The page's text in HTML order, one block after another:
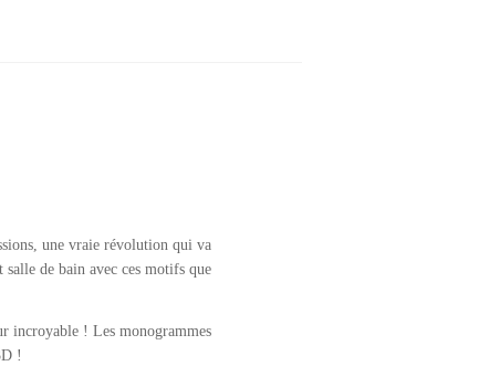
une vraie révolution qui va
salle de bain avec ces motifs que
incroyable ! Les monogrammes
!